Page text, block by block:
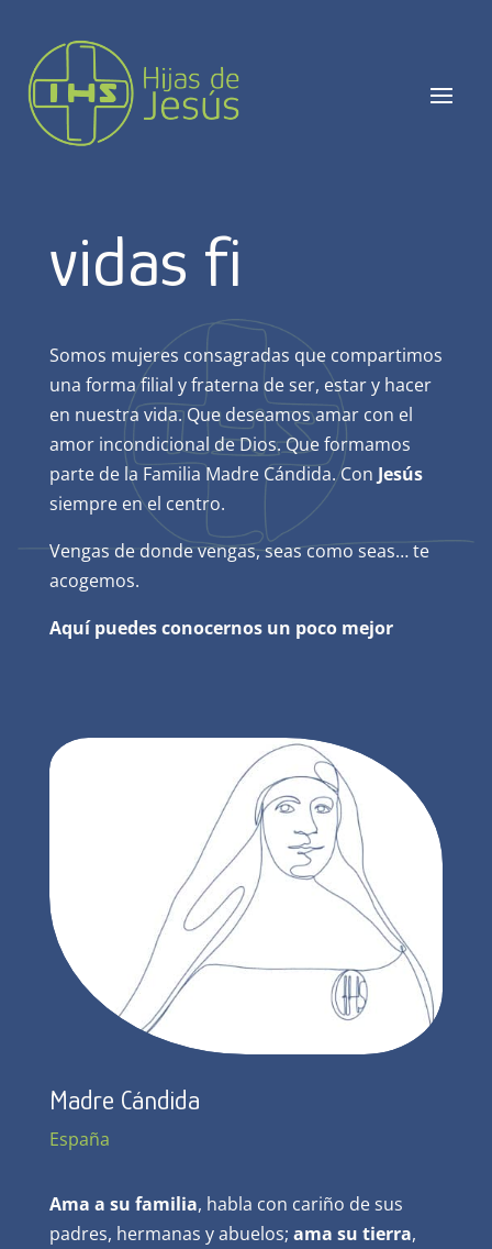
vidas fi
Somos mujeres consagradas que compartimos
una forma filial y fraterna de ser, estar y hacer
en nuestra vida. Que deseamos amar con el
amor incondicional de Dios. Que formamos
parte de la Familia Madre Cándida. Con Jesús
siempre en el centro.
Vengas de donde vengas, seas como seas… te
acogemos.
Aquí puedes conocernos un poco mejor
Madre Cándida
España
Ama a su familia, habla con cariño de sus
padres, hermanas y abuelos; ama su tierra,